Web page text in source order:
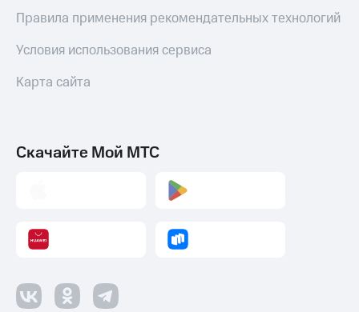
Правила применения рекомендательных технологий
Условия использования сервиса
Карта сайта
Скачайте Мой МТС